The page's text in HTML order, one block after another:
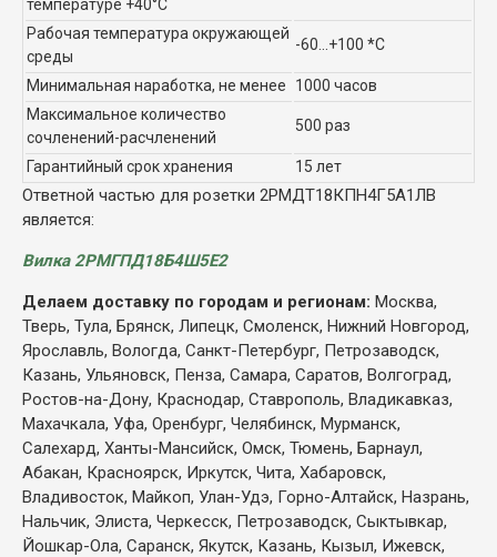
температуре +40°C
Рабочая температура окружающей
среды
-60...+100 *C
Минимальная наработка, не менее
1000 часов
Максимальное количество
сочленений-расчленений
500 раз
Гарантийный срок хранения 15 лет
Ответной частью для розетки 2РМДТ18КПН4Г5А1ЛВ
является:
Вилка 2РМГПД18Б4Ш5Е2
Делаем доставку по городам и регионам: Москва,
Тверь, Тула, Брянск, Липецк, Смоленск, Нижний Новгород,
Ярославль, Вологда, Санкт-Петербург, Петрозаводск,
Казань, Ульяновск, Пенза, Самара, Саратов, Волгоград,
Ростов-на-Дону, Краснодар, Ставрополь, Владикавказ,
Махачкала, Уфа, Оренбург, Челябинск, Мурманск,
Салехард, Ханты-Мансийск, Омск, Тюмень, Барнаул,
Абакан, Красноярск, Иркутск, Чита, Хабаровск,
Владивосток, Майкоп, Улан-Удэ, Горно-Алтайск, Назрань,
Нальчик, Элиста, Черкесск, Петрозаводск, Сыктывкар,
Йошкар-Ола, Саранск, Якутск, Казань, Кызыл, Ижевск,